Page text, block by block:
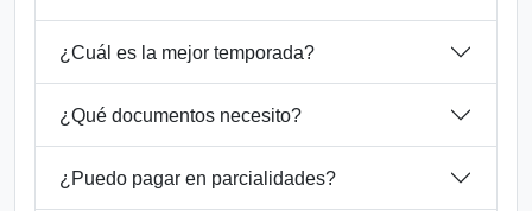
¿Cuál es la mejor temporada?
¿Qué documentos necesito?
¿Puedo pagar en parcialidades?